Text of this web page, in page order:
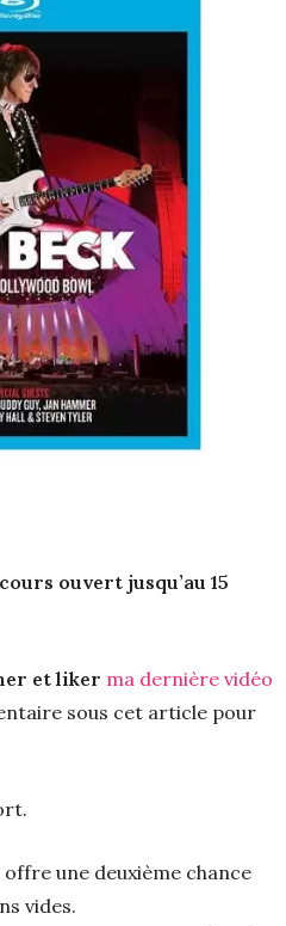
ouvert jusqu’au 15
et liker ma dernière vidéo
sous cet article pour
une deuxième chance
vides.